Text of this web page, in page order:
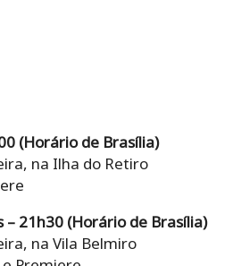
(Horário de Brasília)
na Ilha do Retiro
– 21h30 (Horário de Brasília)
na Vila Belmiro